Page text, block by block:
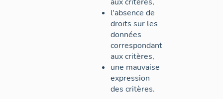
l'absence de
droits sur les
données
correspondant
aux critères,
une mauvaise
expression
des critères.